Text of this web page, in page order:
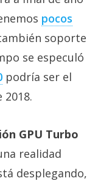
pocos
soporte
se especuló
podría ser el
GPU Turbo
realidad
desplegando,